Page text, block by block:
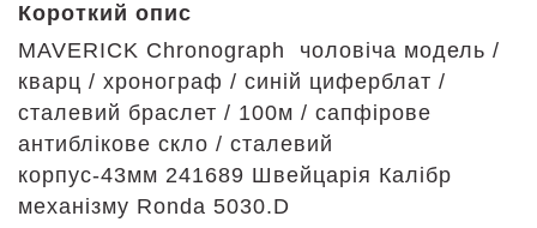
Короткий опис
MAVERICK Chronograph чоловіча модель /
кварц / хронограф / синій циферблат /
сталевий браслет / 100м / сапфірове
антиблікове скло / сталевий
корпус-43мм 241689 Швейцарія Калібр
механізму Ronda 5030.D